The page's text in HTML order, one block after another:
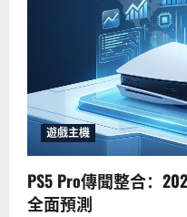
遊戲主機
PS5 Pro傳聞整合：
全面預測